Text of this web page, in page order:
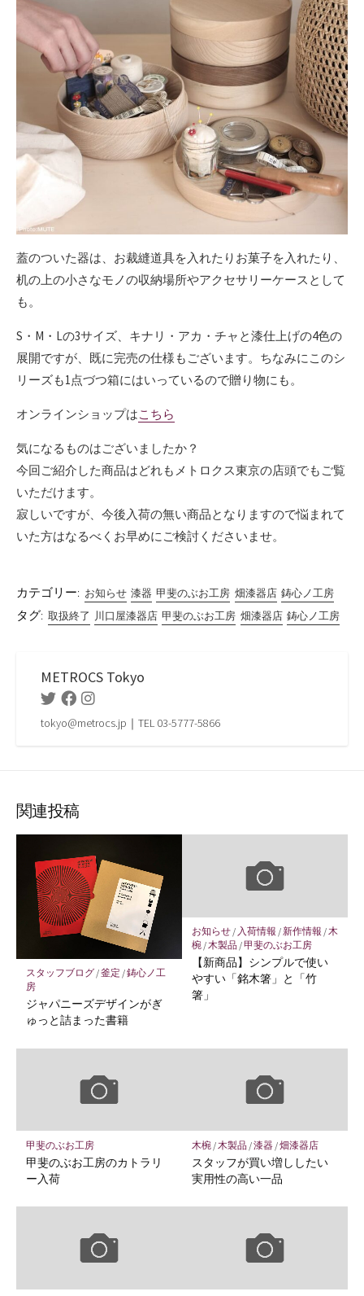
蓋のついた器は、お裁縫道具を入れたりお菓子を入れたり、
机の上の小さなモノの収納場所やアクセサリーケースとして
も。
S・M・Lの3サイズ、キナリ・アカ・チャと漆仕上げの4色の
展開ですが、既に完売の仕様もございます。ちなみにこのシ
リーズも1点づつ箱にはいっているので贈り物にも。
オンラインショップはこちら
気になるものはございましたか？
今回ご紹介した商品はどれもメトロクス東京の店頭でもご覧
いただけます。
寂しいですが、今後入荷の無い商品となりますので悩まれて
いた方はなるべくお早めにご検討くださいませ。
カテゴリー: お知らせ 漆器 甲斐のぶお工房 畑漆器店 鋳心ノ工房
タグ: 取扱終了 川口屋漆器店 甲斐のぶお工房 畑漆器店 鋳心ノ工房
METROCS Tokyo
TwitterFacebookInstagram
tokyo@metrocs.jp｜TEL 03-5777-5866
関連投稿
スタッフブログ/釜定 /鋳心ノ工
房
ジャパニーズデザインがぎ
ゅっと詰まった書籍
お知らせ/ 入荷情報 /新作情報 /木
椀/木製品/甲斐のぶお工房
【新商品】シンプルで使い
やすい「銘木箸」と「竹
箸」
甲斐のぶお工房
甲斐のぶお工房のカトラリ
ー入荷
木椀/ 木製品/漆器/畑漆器店
スタッフが買い増ししたい
実用性の高い一品